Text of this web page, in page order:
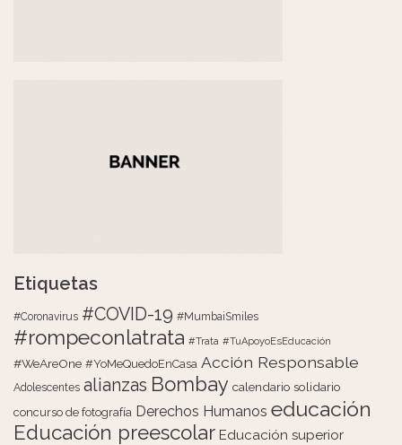
Etiquetas
#Coronavirus #COVID-19 #MumbaiSmiles
#rompeconlatrata #Trata #TuApoyoEsEducación
#WeAreOne #YoMeQuedoEnCasa Acción Responsable
Adolescentes alianzas Bombay calendario solidario
concurso de fotografía Derechos Humanos educación
Educación preescolar Educación superior